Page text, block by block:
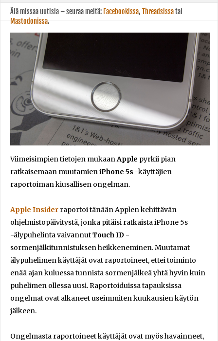
Älä missaa uutisia – seuraa meitä: Facebookissa, Threadsissatai
Mastodonissa.
Viimeisimpien tietojen mukaan Apple pyrkii pian
ratkaisemaan muutamien iPhone 5s -käyttäjien
raportoiman kiusallisen ongelman.
Apple Insider raportoi tänään Applen kehittävän
ohjelmistopäivitystä, jonka pitäisi ratkaista iPhone 5s
-älypuhelinta vaivannutTouch ID -
sormenjälkitunnistuksen heikkeneminen. Muutamat
älypuhelimen käyttäjät ovat raportoineet, ettei toiminto
enää ajan kuluessa tunnista sormenjälkeä yhtä hyvin kuin
puhelimen ollessa uusi. Raportoiduissa tapauksissa
ongelmat ovat alkaneet useimmiten kuukausien käytön
jälkeen.
Ongelmasta raportoineet käyttäjät ovat myös havainneet,